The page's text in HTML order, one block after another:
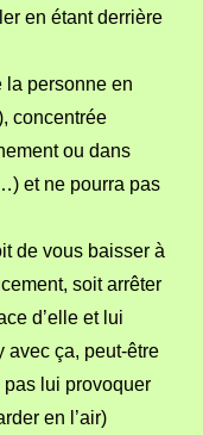
en étant derrière
la personne en
concentrée
ou dans
et ne pourra pas
de vous baisser à
soit arrêter
d’elle et lui
avec ça, peut-être
lui provoquer
en l’air)